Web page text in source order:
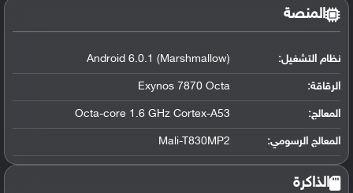
المنصة
نظام التشغيل:
Android 6.0.1 (Marshmallow)
الرقاقة:
Exynos 7870 Octa
المعالج:
Octa-core 1.6 GHz Cortex-A53
المعالج الرسومي:
Mali-T830MP2
الذاكرة